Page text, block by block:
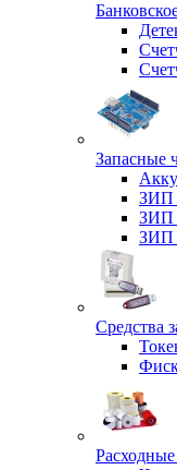
Запасные
ЗИП
ЗИП
ЗИП
Средства